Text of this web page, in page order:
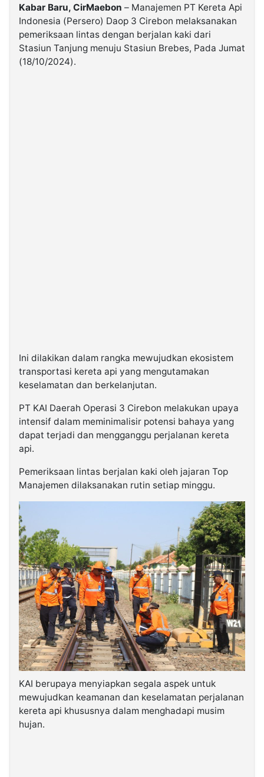
Kabarbaru.co
2026
Kabar Baru, CirMaebon – Manajemen PT Kereta Api
Indonesia (Persero) Daop 3 Cirebon melaksanakan
pemeriksaan lintas dengan berjalan kaki dari
Stasiun Tanjung menuju Stasiun Brebes, Pada Jumat
(18/10/2024).
Ini dilakikan dalam rangka mewujudkan ekosistem
transportasi kereta api yang mengutamakan
keselamatan dan berkelanjutan.
PT KAI Daerah Operasi 3 Cirebon melakukan upaya
intensif dalam meminimalisir potensi bahaya yang
dapat terjadi dan mengganggu perjalanan kereta
api.
Pemeriksaan lintas berjalan kaki oleh jajaran Top
Manajemen dilaksanakan rutin setiap minggu.
KAI berupaya menyiapkan segala aspek untuk
mewujudkan keamanan dan keselamatan perjalanan
kereta api khususnya dalam menghadapi musim
hujan.